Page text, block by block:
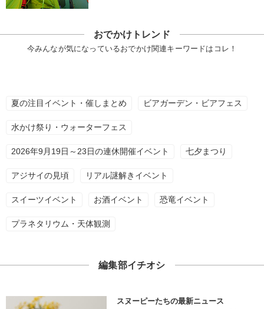
おでかけトレンド
今みんなが気になっているおでかけ関連キーワードはコレ！
夏の注目イベント・催しまとめ ビアガーデン・ビアフェス
水かけ祭り・ウォーターフェス
2026年9月19日～23日の連休開催イベント 七夕まつり
アジサイの見頃 リアル謎解きイベント
スイーツイベント お酒イベント 恐竜イベント
プラネタリウム・天体観測
編集部イチオシ
スヌーピーたちの最新ニュース